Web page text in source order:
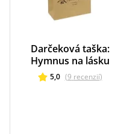
Darčeková taška:
Hymnus na lásku
5,0 (9 recenzií)